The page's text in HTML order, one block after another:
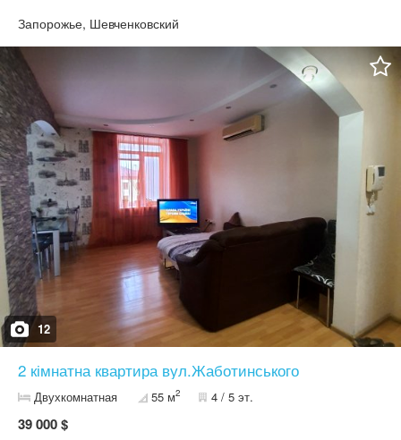
інфраструктура в кроковій досяжності.
Запорожье, Шевченковский
12
2 кімнатна квартира вул.Жаботинського
Двухкомнатная 55 м2 4 / 5 эт.
39 000 $